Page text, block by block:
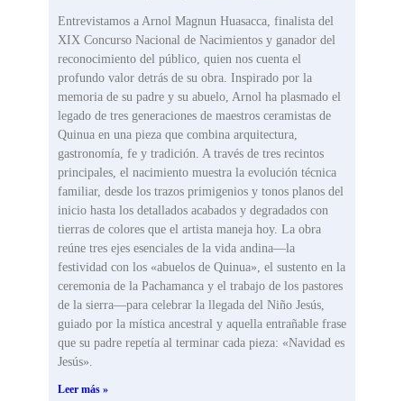
Entrevistamos a Arnol Magnun Huasacca, finalista del
XIX Concurso Nacional de Nacimientos y ganador del
reconocimiento del público, quien nos cuenta el
profundo valor detrás de su obra. Inspirado por la
memoria de su padre y su abuelo, Arnol ha plasmado el
legado de tres generaciones de maestros ceramistas de
Quinua en una pieza que combina arquitectura,
gastronomía, fe y tradición. A través de tres recintos
principales, el nacimiento muestra la evolución técnica
familiar, desde los trazos primigenios y tonos planos del
inicio hasta los detallados acabados y degradados con
tierras de colores que el artista maneja hoy. La obra
reúne tres ejes esenciales de la vida andina—la
festividad con los «abuelos de Quinua», el sustento en la
ceremonia de la Pachamanca y el trabajo de los pastores
de la sierra—para celebrar la llegada del Niño Jesús,
guiado por la mística ancestral y aquella entrañable frase
que su padre repetía al terminar cada pieza: «Navidad es
Jesús».
Leer más »